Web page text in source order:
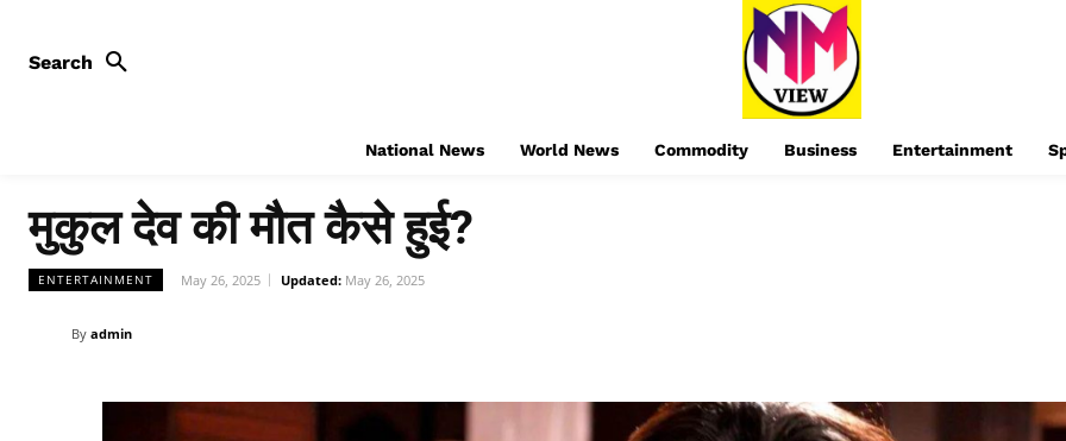
Search
National News World News Commodity Business Entertainment
मुकुल देव की मौत कैसे हुई?
ENTERTAINMENT May 26, 2025 Updated: May 26, 2025
By admin